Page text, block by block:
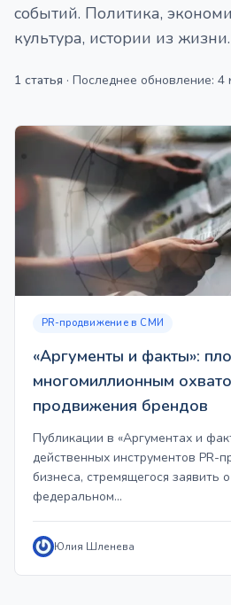
событий. Политика,
культура, истории из жизни.
1 статья · Последнее обновление: 4
PR-продвижение в СМИ
«Аргументы и факты»:
многомиллионным
продвижения брендов
Публикации в «Аргументах и
действенных инструментов PR-
бизнеса, стремящегося заявить
федеральном…
Юлия Шленева